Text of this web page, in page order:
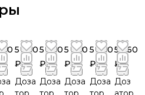
5 760
₽
Доза
5 760
₽
Доза
5 760
₽
Доза
5 760
₽
Доза
5 760
₽
Доз